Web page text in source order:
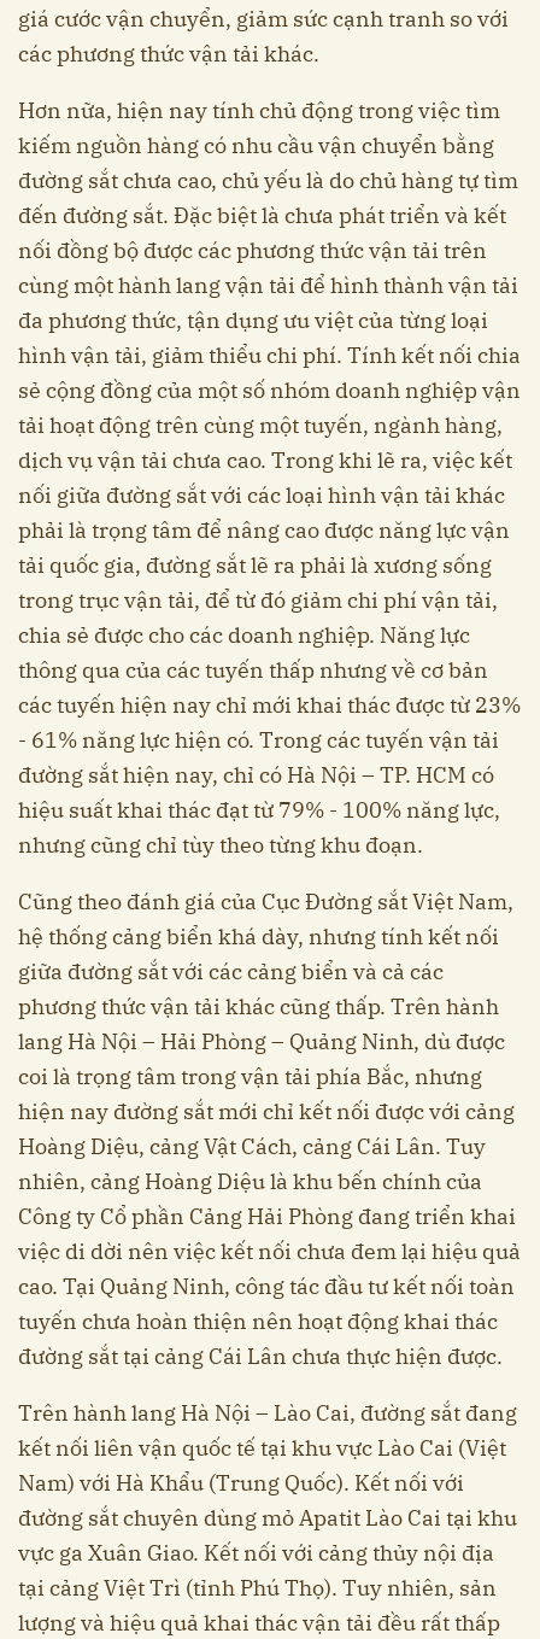
giá cước vận chuyển, giảm sức cạnh tranh so với
các phương thức vận tải khác.
Hơn nữa, hiện nay tính chủ động trong việc tìm
kiếm nguồn hàng có nhu cầu vận chuyển bằng
đường sắt chưa cao, chủ yếu là do chủ hàng tự tìm
đến đường sắt. Đặc biệt là chưa phát triển và kết
nối đồng bộ được các phương thức vận tải trên
cùng một hành lang vận tải để hình thành vận tải
đa phương thức, tận dụng ưu việt của từng loại
hình vận tải, giảm thiểu chi phí. Tính kết nối chia
sẻ cộng đồng của một số nhóm doanh nghiệp vận
tải hoạt động trên cùng một tuyến, ngành hàng,
dịch vụ vận tải chưa cao. Trong khi lẽ ra, việc kết
nối giữa đường sắt với các loại hình vận tải khác
phải là trọng tâm để nâng cao được năng lực vận
tải quốc gia, đường sắt lẽ ra phải là xương sống
trong trục vận tải, để từ đó giảm chi phí vận tải,
chia sẻ được cho các doanh nghiệp. Năng lực
thông qua của các tuyến thấp nhưng về cơ bản
các tuyến hiện nay chỉ mới khai thác được từ 23%
- 61% năng lực hiện có. Trong các tuyến vận tải
đường sắt hiện nay, chỉ có Hà Nội – TP. HCM có
hiệu suất khai thác đạt từ 79% - 100% năng lực,
nhưng cũng chỉ tùy theo từng khu đoạn.
Cũng theo đánh giá của Cục Đường sắt Việt Nam,
hệ thống cảng biển khá dày, nhưng tính kết nối
giữa đường sắt với các cảng biển và cả các
phương thức vận tải khác cũng thấp. Trên hành
lang Hà Nội – Hải Phòng – Quảng Ninh, dù được
coi là trọng tâm trong vận tải phía Bắc, nhưng
hiện nay đường sắt mới chỉ kết nối được với cảng
Hoàng Diệu, cảng Vật Cách, cảng Cái Lân. Tuy
nhiên, cảng Hoàng Diệu là khu bến chính của
Công ty Cổ phần Cảng Hải Phòng đang triển khai
việc di dời nên việc kết nối chưa đem lại hiệu quả
cao. Tại Quảng Ninh, công tác đầu tư kết nối toàn
tuyến chưa hoàn thiện nên hoạt động khai thác
đường sắt tại cảng Cái Lân chưa thực hiện được.
Trên hành lang Hà Nội – Lào Cai, đường sắt đang
kết nối liên vận quốc tế tại khu vực Lào Cai (Việt
Nam) với Hà Khẩu (Trung Quốc). Kết nối với
đường sắt chuyên dùng mỏ Apatit Lào Cai tại khu
vực ga Xuân Giao. Kết nối với cảng thủy nội địa
tại cảng Việt Trì (tỉnh Phú Thọ). Tuy nhiên, sản
lượng và hiệu quả khai thác vận tải đều rất thấp